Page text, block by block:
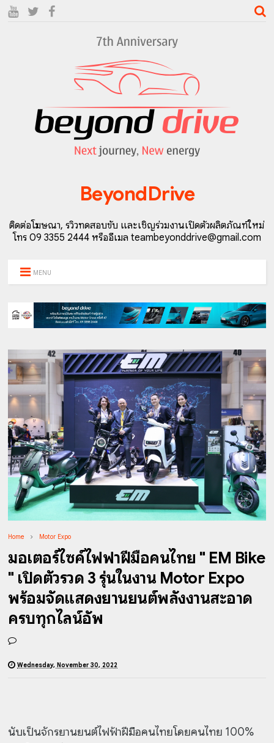
BeyondDrive
ติดต่อโฆษณา, รีวิวทดสอบขับ และเชิญร่วมงานเปิดตัวผลิตภัณฑ์ใหม่
โทร 09 3355 2444 หรืออีเมล teambeyonddrive@gmail.com
MENU
Home Motor Expo
มอเตอร์ไซค์ไฟฟ้าฝีมือคนไทย " EM Bike
" เปิดตัวรวด 3 รุ่นในงาน Motor Expo
พร้อมจัดแสดงยานยนต์พลังงานสะอาด
ครบทุกไลน์อัพ
Wednesday, November 30, 2022
นับเป็นจักรยานยนต์ไฟฟ้าฝีมือคนไทยโดยคนไทย 100%